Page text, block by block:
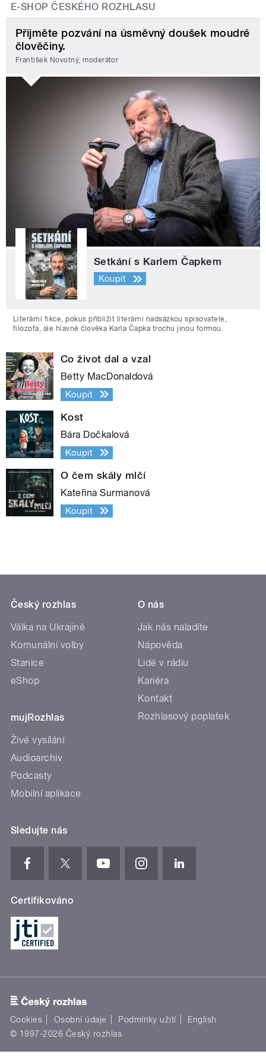
E-SHOP ČESKÉHO ROZHLASU
Přijměte pozvání na úsměvný doušek moudré
člověčiny.
František Novotný, moderátor
Setkání s Karlem Čapkem
Koupit
Literární fikce, pokus přiblížit literární nadsázkou spisovatele,
filozofa, ale hlavně člověka Karla Čapka trochu jinou formou.
Co život dal a vzal
Betty MacDonaldová
Koupit
Kost
Bára Dočkalová
Koupit
O čem skály mlčí
Kateřina Surmanová
Koupit
Český rozhlas
Válka na Ukrajině
Komunální volby
Stanice
eShop
mujRozhlas
Živé vysílání
Audioarchiv
Podcasty
Mobilní aplikace
O nás
Jak nás naladíte
Nápověda
Lidé v rádiu
Kariéra
Kontakt
Rozhlasový poplatek
Sledujte nás
Certifikováno
Cookies Osobní údaje Podmínky užití
English
© 1997-2026 Český rozhlas